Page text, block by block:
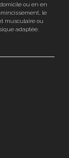
ou en en
le
musculaire ou
adaptée.